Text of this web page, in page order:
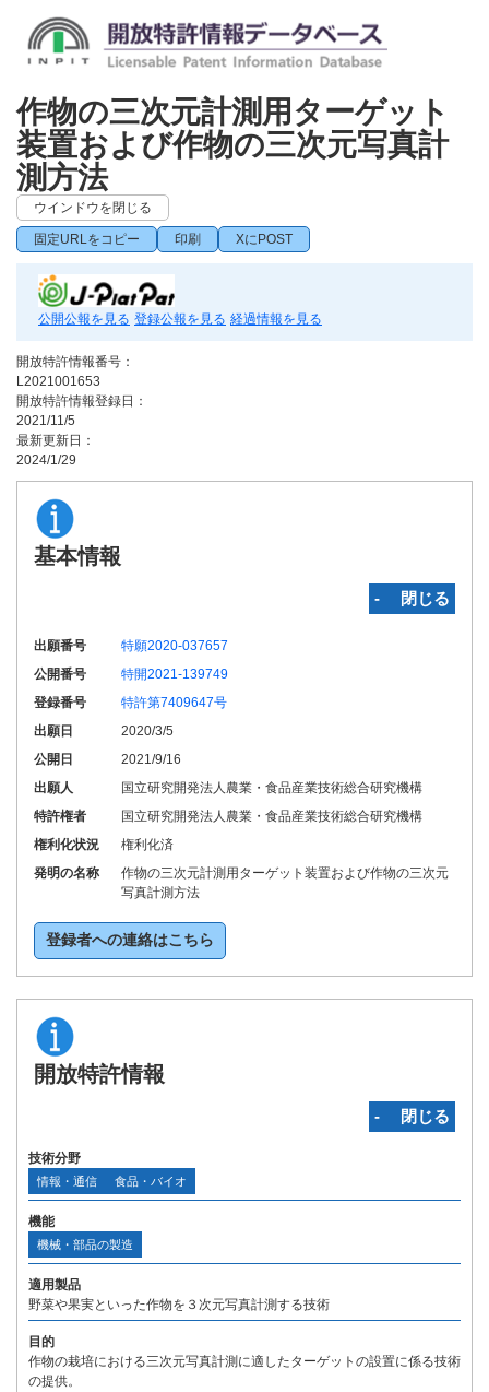
作物の三次元計測用ターゲット
装置および作物の三次元写真計
測方法
ウインドウを閉じる
固定URLをコピー 印刷 XにPOST
公開公報を見る 登録公報を見る 経過情報を見る
開放特許情報番号：
L2021001653
開放特許情報登録日：
2021/11/5
最新更新日：
2024/1/29
基本情報
‐ 閉じる
出願番号
特願2020-037657
公開番号
特開2021-139749
登録番号
特許第7409647号
出願日
2020/3/5
公開日
2021/9/16
出願人
国立研究開発法人農業・食品産業技術総合研究機構
特許権者
国立研究開発法人農業・食品産業技術総合研究機構
権利化状況
権利化済
発明の名称
作物の三次元計測用ターゲット装置および作物の三次元
写真計測方法
登録者への連絡はこちら
開放特許情報
‐ 閉じる
技術分野
情報・通信 食品・バイオ
機能
機械・部品の製造
適用製品
野菜や果実といった作物を３次元写真計測する技術
目的
作物の栽培における三次元写真計測に適したターゲットの設置に係る技術
の提供。